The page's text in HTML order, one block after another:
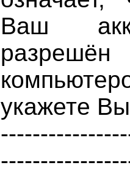
Ваш
разрешён
укажете